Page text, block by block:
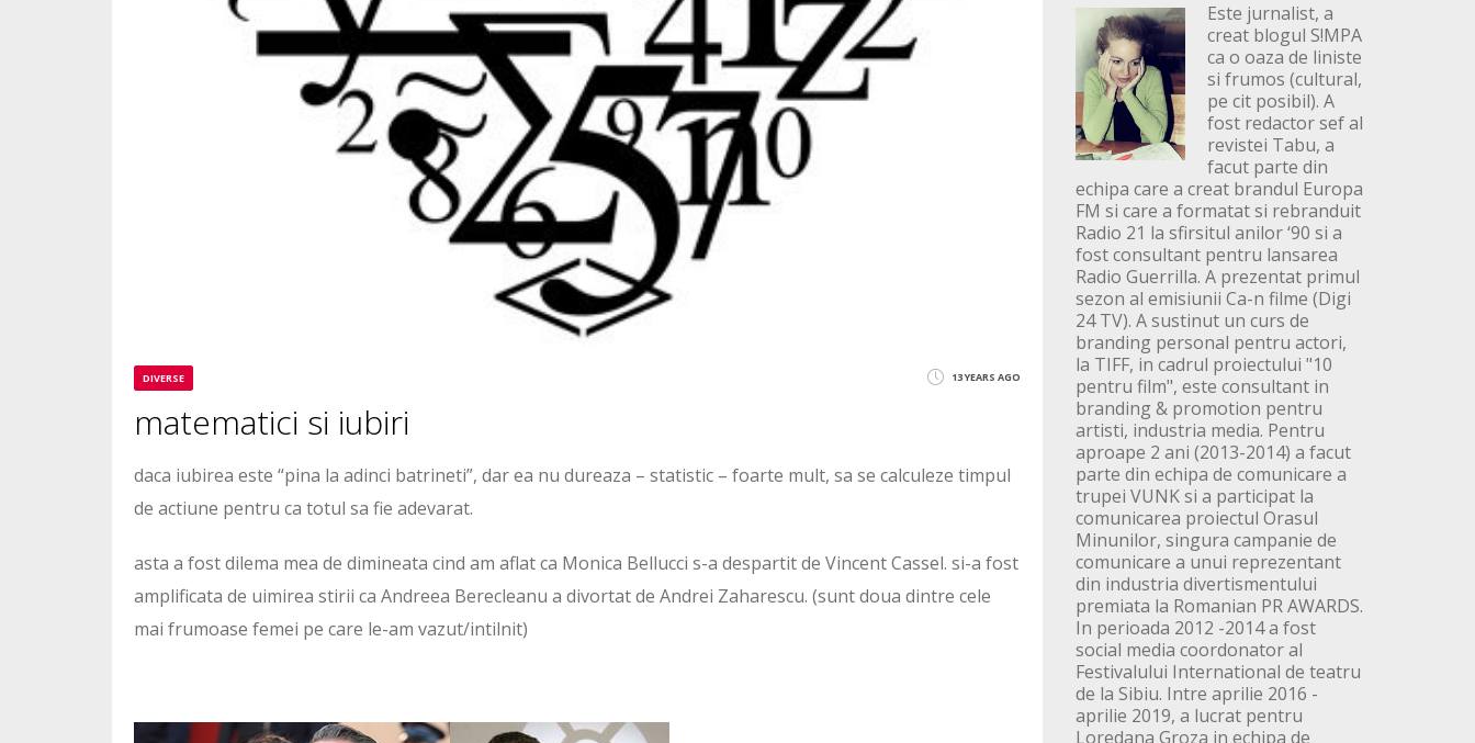
DIVERSE 13 YEARS AGO
matematici si iubiri
daca iubirea este “pina la adinci batrineti”, dar ea nu dureaza – statistic – foarte mult, sa se calculeze timpul
de actiune pentru ca totul sa fie adevarat.
asta a fost dilema mea de dimineata cind am aflat ca Monica Bellucci s-a despartit de Vincent Cassel. si-a fost
amplificata de uimirea stirii ca Andreea Berecleanu a divortat de Andrei Zaharescu. (sunt doua dintre cele
mai frumoase femei pe care le-am vazut/intilnit)
Este jurnalist, a
creat blogul S!MPA
ca o oaza de liniste
si frumos (cultural,
pe cit posibil). A
fost redactor sef al
revistei Tabu, a
facut parte din
echipa care a creat brandul Europa
FM si care a formatat si rebranduit
Radio 21 la sfirsitul anilor ‘90 si a
fost consultant pentru lansarea
Radio Guerrilla. A prezentat primul
sezon al emisiunii Ca-n filme (Digi
24 TV). A sustinut un curs de
branding personal pentru actori,
la TIFF, in cadrul proiectului "10
pentru film", este consultant in
branding & promotion pentru
artisti, industria media. Pentru
aproape 2 ani (2013-2014) a facut
parte din echipa de comunicare a
trupei VUNK si a participat la
comunicarea proiectul Orasul
Minunilor, singura campanie de
comunicare a unui reprezentant
din industria divertismentului
premiata la Romanian PR AWARDS.
In perioada 2012 -2014 a fost
social media coordonator al
Festivalului International de teatru
de la Sibiu. Intre aprilie 2016 -
aprilie 2019, a lucrat pentru
Loredana Groza in echipa de